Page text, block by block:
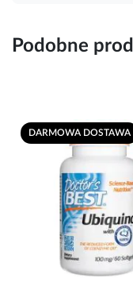
Podobne
Dodaj do ulubionych
DARMOWA DOSTAWA